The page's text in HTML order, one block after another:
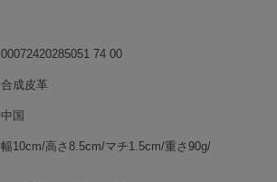
00072420285051 74 00
合成皮革
中国
幅10cm/高さ8.5cm/マチ1.5cm/重さ90g/